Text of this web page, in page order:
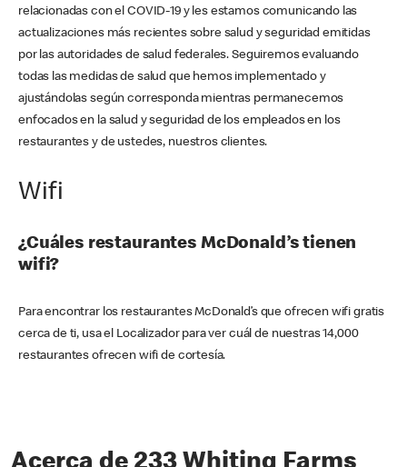
relacionadas con el COVID-19 y les estamos comunicando las
actualizaciones más recientes sobre salud y seguridad emitidas
por las autoridades de salud federales. Seguiremos evaluando
todas las medidas de salud que hemos implementado y
ajustándolas según corresponda mientras permanecemos
enfocados en la salud y seguridad de los empleados en los
restaurantes y de ustedes, nuestros clientes.
Wifi
¿Cuáles restaurantes McDonald’s tienen
wifi?
Para encontrar los restaurantes McDonald’s que ofrecen wifi gratis
cerca de ti, usa el Localizador para ver cuál de nuestras 14,000
restaurantes ofrecen wifi de cortesía.